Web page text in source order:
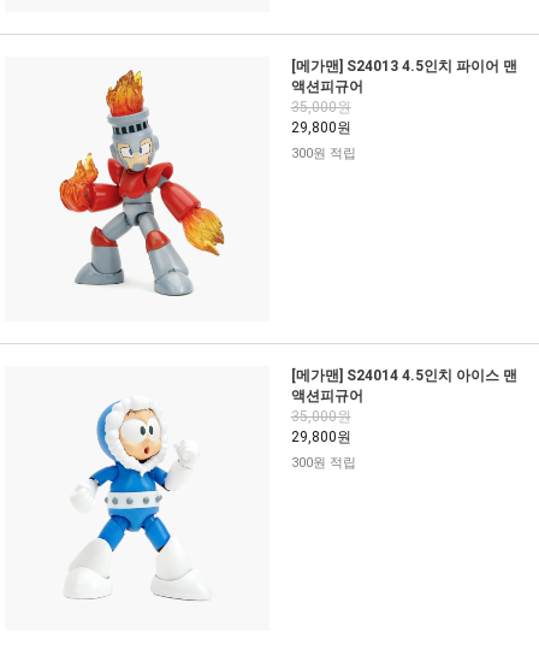
[메가맨] S24013 4.5인치 파이어 맨
액션피규어
35,000원
29,800원
300원 적립
[메가맨] S24014 4.5인치 아이스 맨
액션피규어
35,000원
29,800원
300원 적립